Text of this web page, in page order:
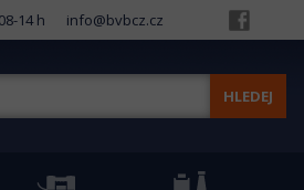
14 h info@bvbcz.cz
HLEDEJ